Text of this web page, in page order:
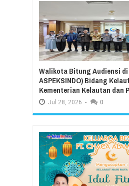
Walikota Bitung Audiensi
ASPEKSINDO) Bidang
Kementerian Kelautan dan
Jul 28, 2026 - 0